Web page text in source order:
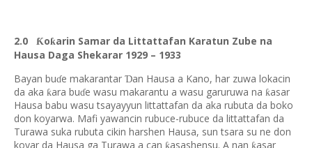
2.0 Ƙoƙarin Samar da Littattafan Karatun Zube na
Hausa Daga Shekarar 1929 – 1933
Bayan buɗe makarantar Ɗan Hausa a Kano, har zuwa lokacin
da aka ƙara buɗe wasu makarantu a wasu garuruwa na ƙasar
Hausa babu wasu tsayayyun littattafan da aka rubuta da boko
don koyarwa. Mafi yawancin rubuce-rubuce da littattafan da
Turawa suka rubuta cikin harshen Hausa, sun tsara su ne don
koyar da Hausa ga Turawa a can ƙasashensu. A nan ƙasar